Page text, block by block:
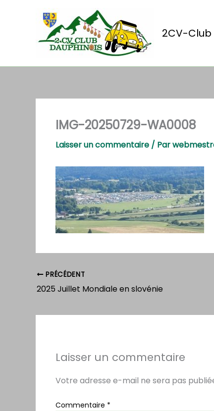
2CV-
IMG-20250729-WA0008
Laisser un commentaire / Par
PRÉCÉDENT
2025 Juillet Mondiale en slovénie
Laisser un commentaire
Votre adresse e-mail ne sera pas
Commentaire *